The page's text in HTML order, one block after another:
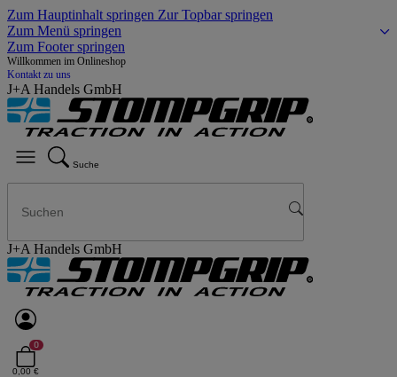
Zum Hauptinhalt springen Zur Topbar springen
Zum Menü springen
Zum Footer springen
Willkommen im Onlineshop
Kontakt zu uns
J+A Handels GmbH
Suche
J+A Handels GmbH
0
0,00 €